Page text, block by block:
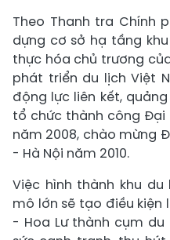
Theo Thanh tra Chính
dựng cơ sở hạ tầng
thực hóa chủ trương
phát triển du lịch Việt
động lực liên kết,
tổ chức thành công Đại
năm 2008, chào mừng
- Hà Nội năm 2010.
Việc hình thành khu
mô lớn sẽ tạo điều kiện
- Hoa Lư thành cụm